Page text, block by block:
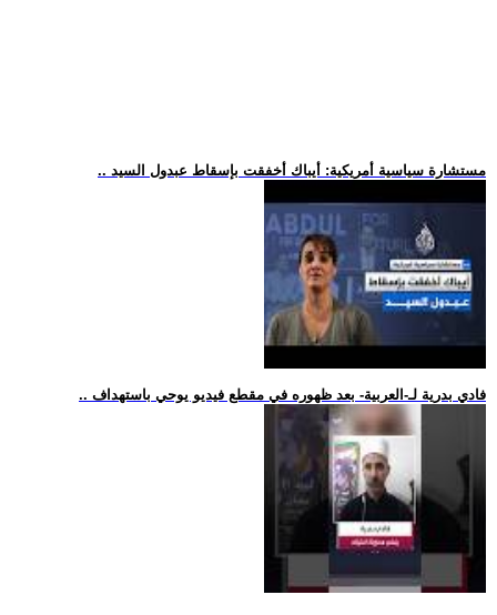
.. مستشارة سياسية أمريكية: أيباك أخفقت بإسقاط عبدول السيد
.. فادي بدرية لـ-العربية- بعد ظهوره في مقطع فيديو يوحي باستهداف